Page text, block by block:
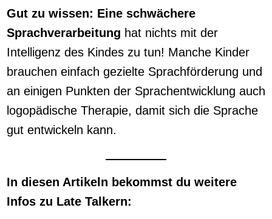
Gut zu wissen: Eine schwächere
Sprachverarbeitung hat nichts mit der
Intelligenz des Kindes zu tun! Manche Kinder
brauchen einfach gezielte Sprachförderung und
an einigen Punkten der Sprachentwicklung auch
logopädische Therapie, damit sich die Sprache
gut entwickeln kann.
In diesen Artikeln bekommst du weitere
Infos zu Late Talkern: